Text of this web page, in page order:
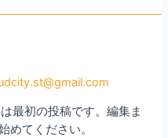
最初の投稿です。編集ま
めてください。